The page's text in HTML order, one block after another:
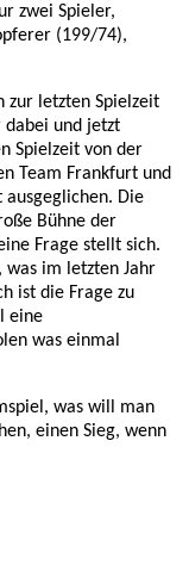
zwei Spieler,
(199/74),
zur letzten Spielzeit
dabei und jetzt
Spielzeit von der
Team Frankfurt und
Die
Bühne der
Frage stellt sich.
was im letzten Jahr
ist die Frage zu
eine
was einmal
was will man
einen Sieg, wenn